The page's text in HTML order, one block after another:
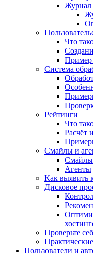
Журнал
Что
Пример
Система
Рейтинги
Что
Расчёт
Смайлы и
Смайлы
Агенты
Как выявить
Дисковое
Проверьте
Пользователи и